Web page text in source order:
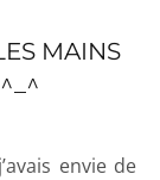
MAINS
envie de